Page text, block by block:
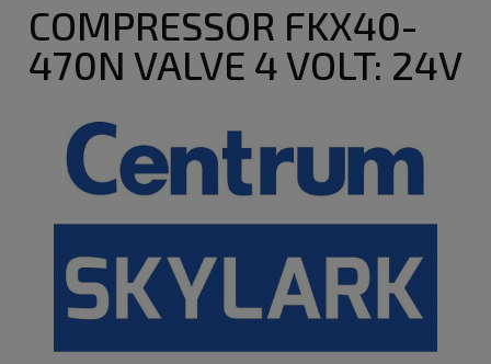
COMPRESSOR FKX40-
470N VALVE 4 VOLT: 24V